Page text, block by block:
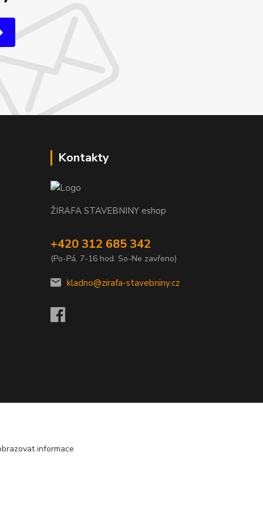
Kontakty
ŽIRAFA STAVEBNINY eshop
+420 312 685 342
(Po-Pá, 7-16 hod. So-Ne zavřeno)
kladno@zirafa-stavebniny.cz
informace